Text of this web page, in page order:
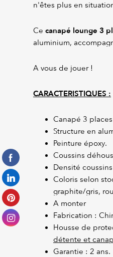
n'êtes plus en
Ce canapé lounge 3
aluminium,
A vous de jouer !
CARACTERISTIQUES :
Canapé 3
Structure en
Peinture époxy.
Coussins
Densité
Coloris selon
graphite/gris,
A monter
Fabrication :
Housse de
détente et
Garantie : 2 ans.